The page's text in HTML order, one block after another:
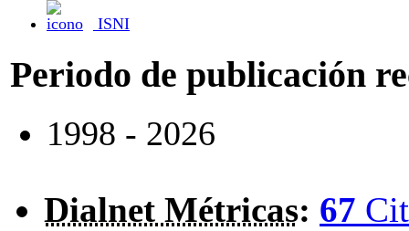
ISNI
Periodo de publicación
1998 - 2026
Dialnet Métricas: 67